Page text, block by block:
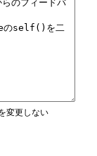
変更しない